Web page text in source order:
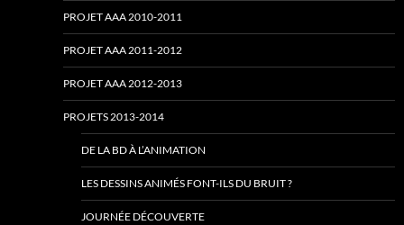
PROJET AAA 2010-2011
PROJET AAA 2011-2012
PROJET AAA 2012-2013
PROJETS 2013-2014
DE LA BD À L’ANIMATION
LES DESSINS ANIMÉS FONT-ILS DU BRUIT ?
JOURNÉE DÉCOUVERTE